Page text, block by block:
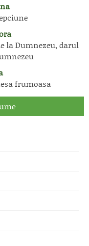
la Dumnezeu, darul
frumoasa